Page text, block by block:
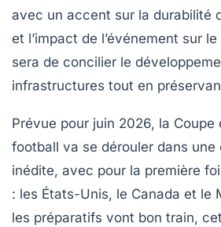
avec un accent sur la durabilité
et l’impact de l’événement sur
sera de concilier le
infrastructures tout en
Prévue pour juin 2026, la Coupe
football va se dérouler dans une
inédite, avec pour la première
: les États-Unis, le Canada et le
les préparatifs vont bon train,